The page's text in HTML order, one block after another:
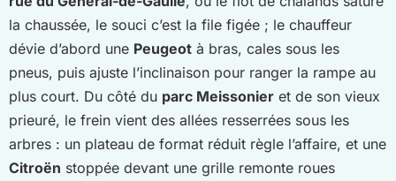
la chaussée, le souci c’est la file figée ; le chauffeur
dévie d’abord une Peugeot à bras, cales sous les
pneus, puis ajuste l’inclinaison pour ranger la rampe au
plus court. Du côté du parc Meissonier et de son vieux
prieuré, le frein vient des allées resserrées sous les
arbres : un plateau de format réduit règle l’affaire, et une
Citroën stoppée devant une grille remonte roues